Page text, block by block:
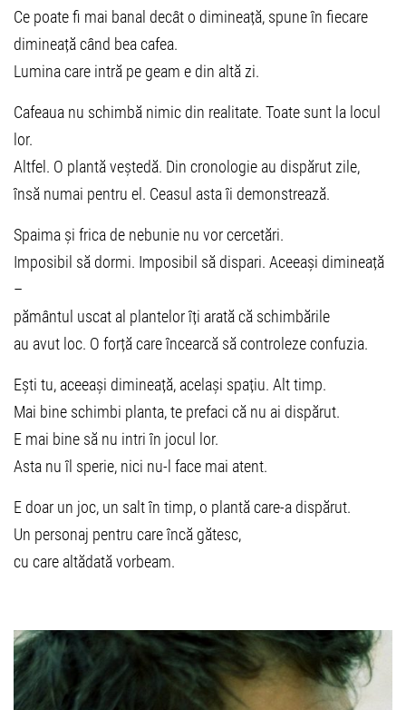
Ce poate fi mai banal decât o dimineață, spune în fiecare
dimineață când bea cafea.
Lumina care intră pe geam e din altă zi.
Cafeaua nu schimbă nimic din realitate. Toate sunt la locul
lor.
Altfel. O plantă veștedă. Din cronologie au dispărut zile,
însă numai pentru el. Ceasul asta îi demonstrează.
Spaima și frica de nebunie nu vor cercetări.
Imposibil să dormi. Imposibil să dispari. Aceeași dimineață
–
pământul uscat al plantelor îți arată că schimbările
au avut loc. O forță care încearcă să controleze confuzia.
Ești tu, aceeași dimineață, același spațiu. Alt timp.
Mai bine schimbi planta, te prefaci că nu ai dispărut.
E mai bine să nu intri în jocul lor.
Asta nu îl sperie, nici nu-l face mai atent.
E doar un joc, un salt în timp, o plantă care-a dispărut.
Un personaj pentru care încă gătesc,
cu care altădată vorbeam.